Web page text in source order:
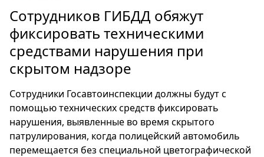
Россия
Мир
Здоровье
Еда
Мода
Театр
Кино
Афиша
Сотрудников ГИБДД обяжут
фиксировать техническими
средствами нарушения при
скрытом надзоре
Сотрудники Госавтоинспекции должны будут с
помощью технических средств фиксировать
нарушения, выявленные во время скрытого
патрулирования, когда полицейский автомобиль
перемещается без специальной цветографической